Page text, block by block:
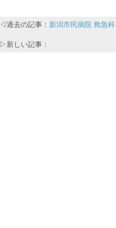
◁過去の記事： 新潟市民病院 救急
▷新しい記事：